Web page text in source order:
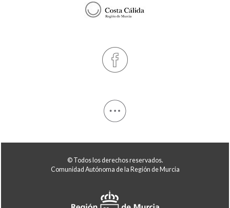
© Todos los derechos reservados.
Comunidad Autónoma de la Región de Murcia